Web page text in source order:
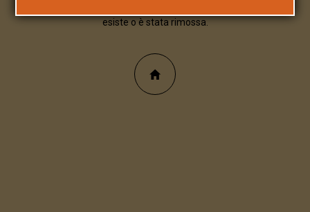
esiste o è stata rimossa.